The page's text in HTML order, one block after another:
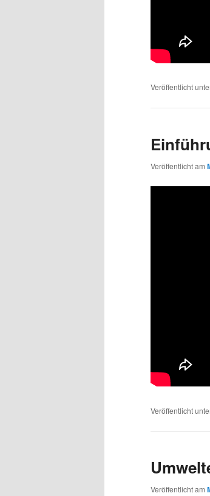
Veröffentlicht
Veröffentlicht am
Veröffentlicht
Veröffentlicht am